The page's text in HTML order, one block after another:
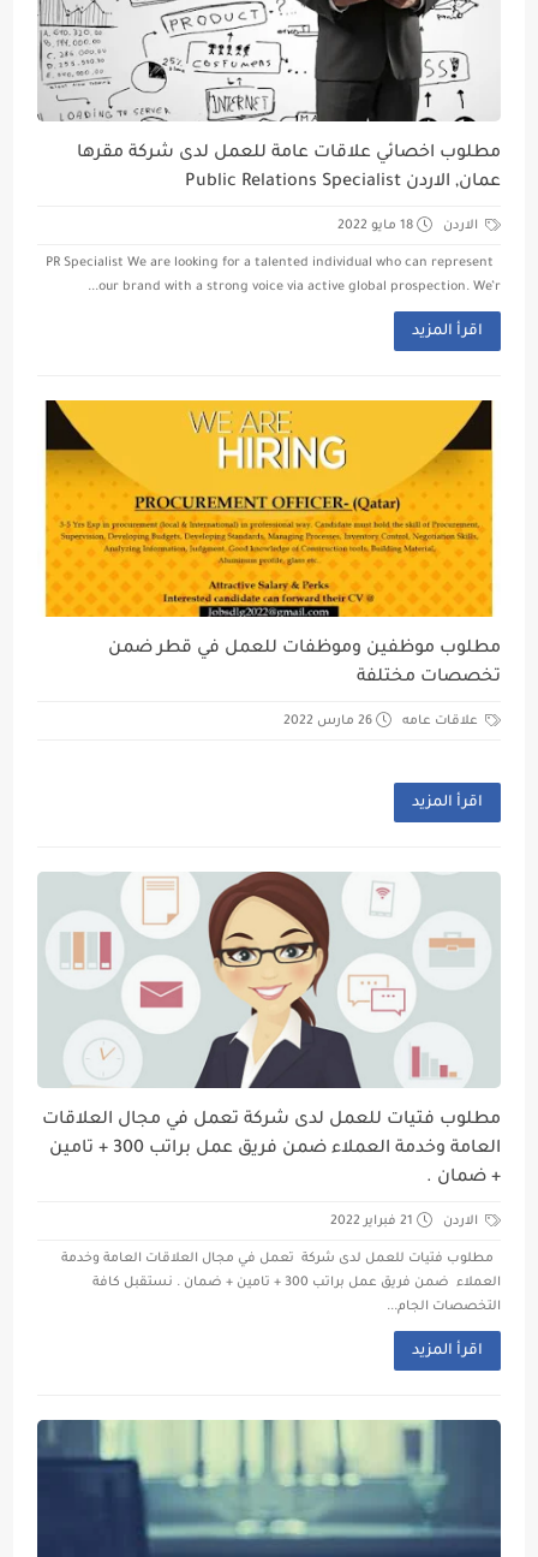
مطلوب اخصائي علاقات عامة للعمل لدى شركة مقرها
عمان, الاردن Public Relations Specialist
الاردن 18 مايو 2022
PR Specialist We are looking for a talented individual who can represent
our brand with a strong voice via active global prospection. We’r...
اقرأ المزيد
مطلوب موظفين وموظفات للعمل في قطر ضمن
تخصصات مختلفة
علاقات عامه 26 مارس 2022
اقرأ المزيد
مطلوب فتيات للعمل لدى شركة تعمل في مجال العلاقات
العامة وخدمة العملاء ضمن فريق عمل براتب 300 + تامين
+ ضمان .
الاردن 21 فبراير 2022
مطلوب فتيات للعمل لدى شركة تعمل في مجال العلاقات العامة وخدمة
العملاء ضمن فريق عمل براتب 300 + تامين + ضمان . نستقبل كافة
التخصصات الجام...
اقرأ المزيد